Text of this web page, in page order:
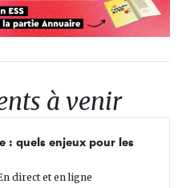
à venir
: quels enjeux pour les
direct et en ligne